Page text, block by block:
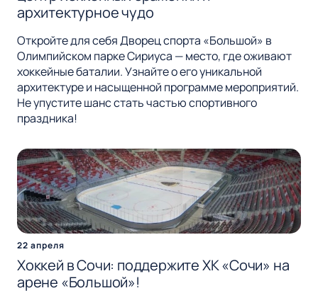
архитектурное чудо
Откройте для себя Дворец спорта «Большой» в
Олимпийском парке Сириуса — место, где оживают
хоккейные баталии. Узнайте о его уникальной
архитектуре и насыщенной программе мероприятий.
Не упустите шанс стать частью спортивного
праздника!
22 апреля
Хоккей в Сочи: поддержите ХК «Сочи» на
арене «Большой»!